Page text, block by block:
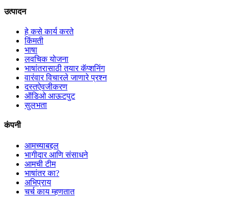
उत्पादन
हे कसे कार्य करते
किंमती
भाषा
लवचिक योजना
भाषांतरासाठी तयार कॅप्शनिंग
वारंवार विचारले जाणारे प्रश्न
दस्तऐवजीकरण
ऑडिओ आऊटपुट
सुलभता
कंपनी
आमच्याबद्दल
भागीदार आणि संसाधने
आमची टीम
भाषांतर का?
अभिप्राय
चर्च काय म्हणतात